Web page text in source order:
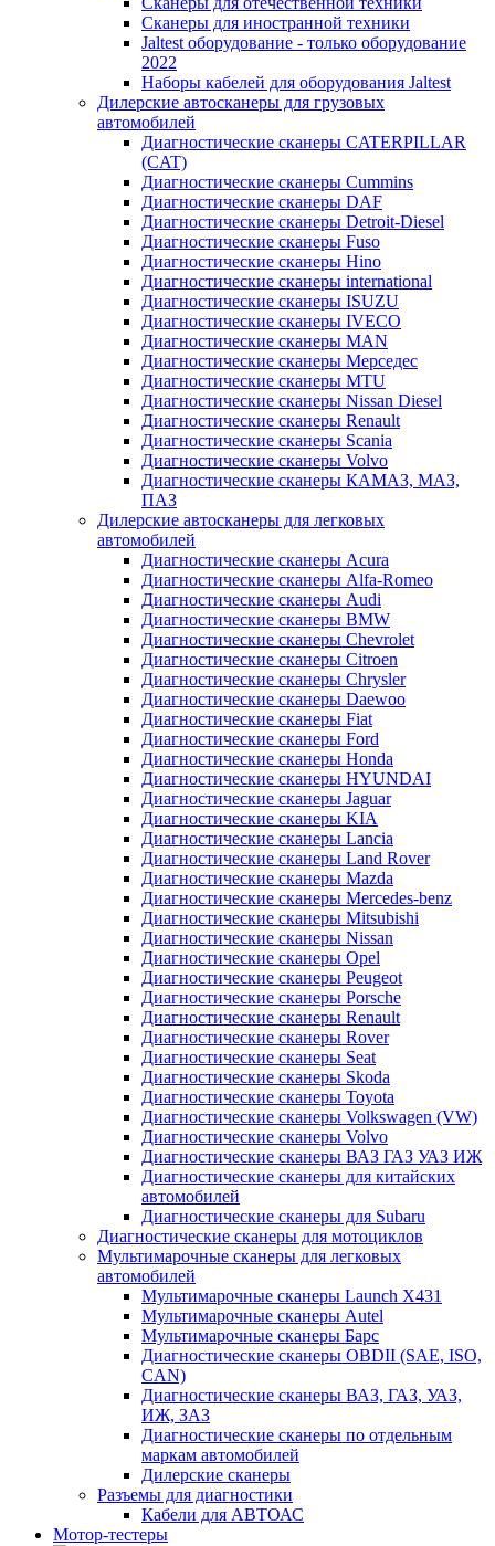
Сканеры для иностранной техники
Jaltest оборудование - только оборудование
2022
Наборы кабелей для оборудования Jaltest
Дилерские автосканеры для грузовых
автомобилей
Диагностические сканеры CATERPILLAR
(CAT)
Диагностические сканеры Cummins
Диагностические сканеры DAF
Диагностические сканеры Detroit-Diesel
Диагностические сканеры Fuso
Диагностические сканеры Hino
Диагностические сканеры international
Диагностические сканеры ISUZU
Диагностические сканеры IVECO
Диагностические сканеры MAN
Диагностические сканеры Мерседес
Диагностические сканеры MTU
Диагностические сканеры Nissan Diesel
Диагностические сканеры Renault
Диагностические сканеры Scania
Диагностические сканеры Volvo
Диагностические сканеры КАМАЗ, МАЗ,
ПАЗ
Дилерские автосканеры для легковых
автомобилей
Диагностические сканеры Acura
Диагностические сканеры Alfa-Romeo
Диагностические сканеры Audi
Диагностические сканеры BMW
Диагностические сканеры Chevrolet
Диагностические сканеры Citroen
Диагностические сканеры Chrysler
Диагностические сканеры Daewoo
Диагностические сканеры Fiat
Диагностические сканеры Ford
Диагностические сканеры Honda
Диагностические сканеры HYUNDAI
Диагностические сканеры Jaguar
Диагностические сканеры KIA
Диагностические сканеры Lancia
Диагностические сканеры Land Rover
Диагностические сканеры Mazda
Диагностические сканеры Mercedes-benz
Диагностические сканеры Mitsubishi
Диагностические сканеры Nissan
Диагностические сканеры Opel
Диагностические сканеры Peugeot
Диагностические сканеры Porsche
Диагностические сканеры Renault
Диагностические сканеры Rover
Диагностические сканеры Seat
Диагностические сканеры Skoda
Диагностические сканеры Toyota
Диагностические сканеры Volkswagen (VW)
Диагностические сканеры Volvo
Диагностические сканеры ВАЗ ГАЗ УАЗ ИЖ
Диагностические сканеры для китайских
автомобилей
Диагностические сканеры для Subaru
Диагностические сканеры для мотоциклов
Мультимарочные сканеры для легковых
автомобилей
Мультимарочные сканеры Launch X431
Мультимарочные сканеры Autel
Мультимарочные сканеры Барс
Диагностические сканеры OBDII (SAE, ISO,
CAN)
Диагностические сканеры ВАЗ, ГАЗ, УАЗ,
ИЖ, ЗАЗ
Диагностические сканеры по отдельным
маркам автомобилей
Дилерские сканеры
Разъемы для диагностики
Кабели для АВТОАС
Мотор-тестеры